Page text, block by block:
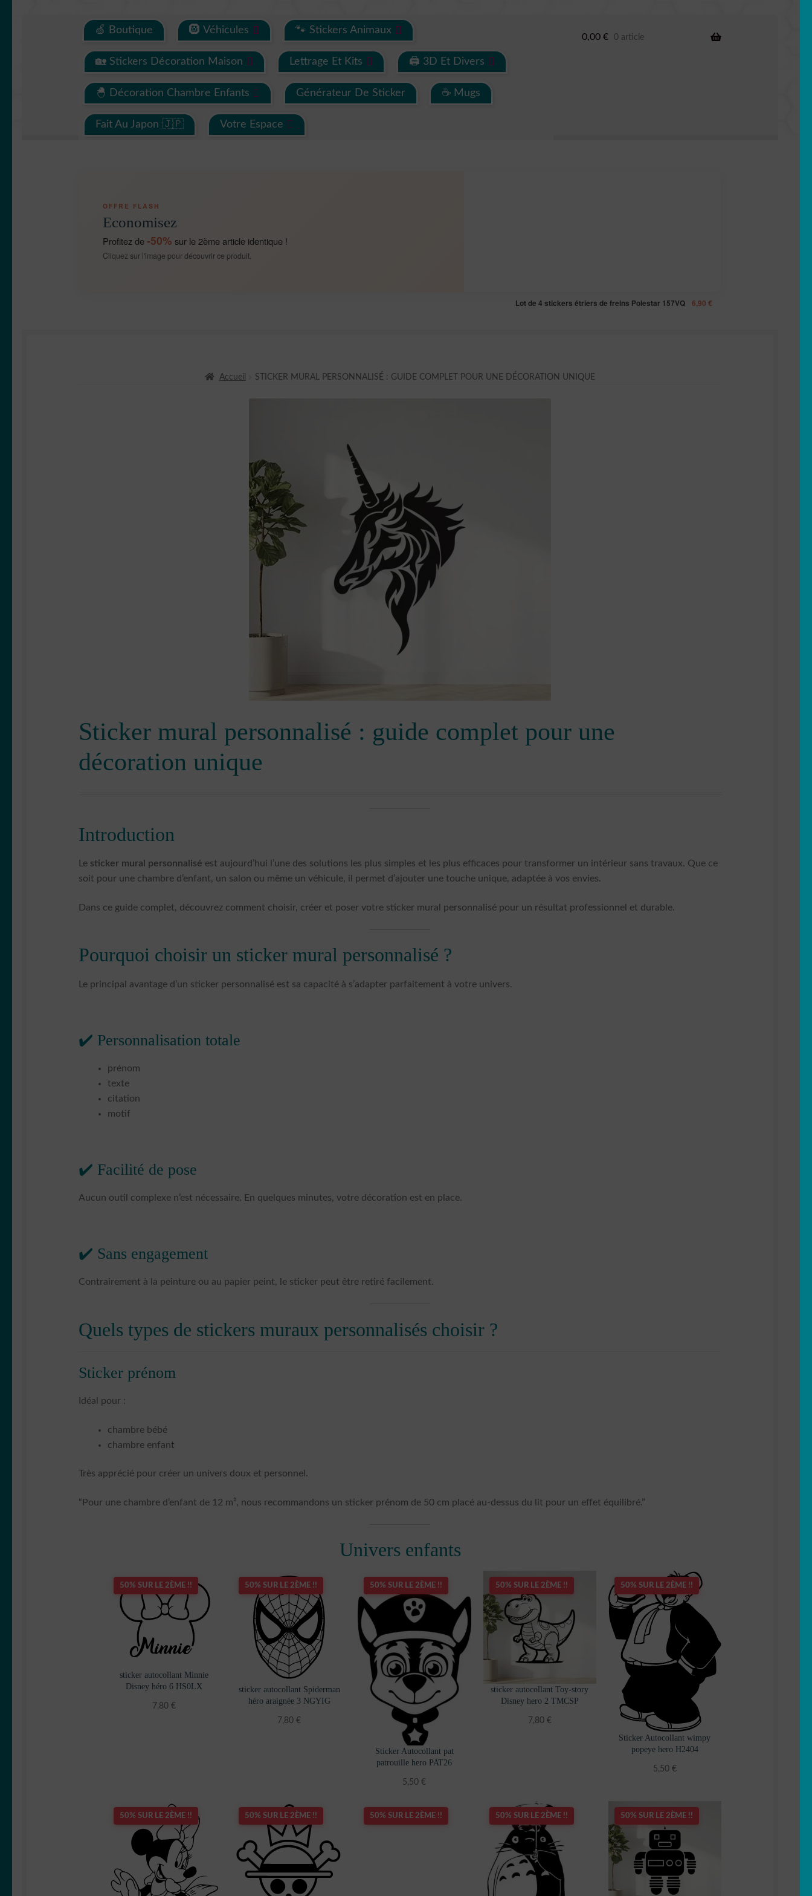
🍏 Boutique 🛞 Véhicules 🐾 Stickers Animaux
🏡 Stickers Décoration Maison Lettrage Et Kits 🖨 3D Et Divers
🐣 Décoration Chambre Enfants Générateur De Sticker ☕ Mugs
Fait Au Japon 🇯🇵 Votre Espace
0,00 € 0 article
OFFRE FLASH
Economisez
Profitez de-50% sur le 2ème article identique !
Cliquez sur l'image pour découvrir ce produit.
Lot de 4 stickers étriers de freins Polestar 157VQ 6,90 €
Accueil STICKER MURAL PERSONNALISÉ : GUIDE COMPLET POUR UNE DÉCORATION UNIQUE
Sticker mural personnalisé : guide complet pour une
décoration unique
Introduction
Le sticker mural personnalisé est aujourd’hui l’une des solutions les plus simples et les plus efficaces pour transformer un intérieur sans travaux. Que ce
soit pour une chambre d’enfant, un salon ou même un véhicule, il permet d’ajouter une touche unique, adaptée à vos envies.
Dans ce guide complet, découvrez comment choisir, créer et poser votre sticker mural personnalisé pour un résultat professionnel et durable.
Pourquoi choisir un sticker mural personnalisé ?
Le principal avantage d’un sticker personnalisé est sa capacité à s’adapter parfaitement à votre univers.
✔️ Personnalisation totale
prénom
texte
citation
motif
✔️ Facilité de pose
Aucun outil complexe n’est nécessaire. En quelques minutes, votre décoration est en place.
✔️ Sans engagement
Contrairement à la peinture ou au papier peint, le sticker peut être retiré facilement.
Quels types de stickers muraux personnalisés choisir ?
Sticker prénom
Idéal pour :
chambre bébé
chambre enfant
Très apprécié pour créer un univers doux et personnel.
“Pour une chambre d’enfant de 12 m², nous recommandons un sticker prénom de 50 cm placé au-dessus du lit pour un effet équilibré.”
Univers enfants
50% SUR LE 2ÈME !!
sticker autocollant Minnie
Disney héro 6 HS0LX
7,80€
50% SUR LE 2ÈME !!
sticker autocollant Spiderman
héro araignée 3 NGYIG
7,80€
50% SUR LE 2ÈME !!
Sticker Autocollant pat
patrouille hero PAT26
5,50€
50% SUR LE 2ÈME !!
sticker autocollant Toy-story
Disney hero 2 TMCSP
7,80 €
50% SUR LE 2ÈME !!
Sticker Autocollant wimpy
popeye hero H2404
5,50 €
50% SUR LE 2ÈME !! 50% SUR LE 2ÈME !! 50% SUR LE 2ÈME !! 50% SUR LE 2ÈME !! 50% SUR LE 2ÈME !!